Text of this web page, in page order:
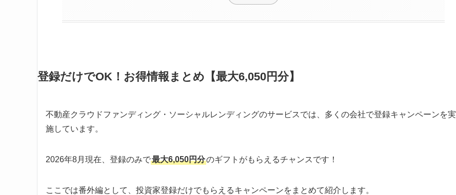
登録だけでOK！お得情報まとめ【最大6,050円分】
不動産クラウドファンディング・ソーシャルレンディングのサービスでは、多くの会社で登録キャンペーンを実
施しています。
2026年8月現在、登録のみで最大6,050円分のギフトがもらえるチャンスです！
ここでは番外編として、投資家登録だけでもらえるキャンペーンをまとめて紹介します。